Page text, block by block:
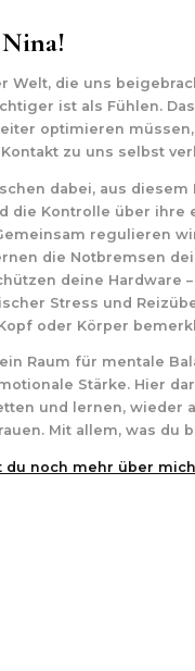
Welt, die uns
ist als Fühlen.
optimieren
zu uns selbst
dabei, aus diesem
die Kontrolle über ihre
regulieren
die Notbremsen
deine Hardware
Stress und
oder Körper
Raum für mentale
Stärke. Hier
und lernen, wieder
Mit allem, was du
du noch mehr über mich